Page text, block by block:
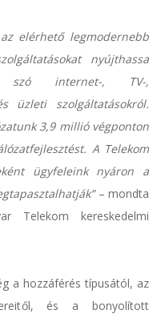
elérhető legmodernebb
nyújthassa
szó internet-, TV-,
üzleti szolgáltatásokról.
3,9 millió végponton
A Telekom
ügyfeleink nyáron a
– mondta
Telekom kereskedelmi
a hozzáférés típusától, az
és a bonyolított